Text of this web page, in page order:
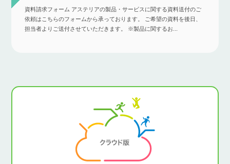
資料請求フォーム アステリアの製品・サービスに関する資料送付のご
依頼はこちらのフォームから承っております。 ご希望の資料を後日、
担当者よりご送付させていただきます。 ※製品に関するお...